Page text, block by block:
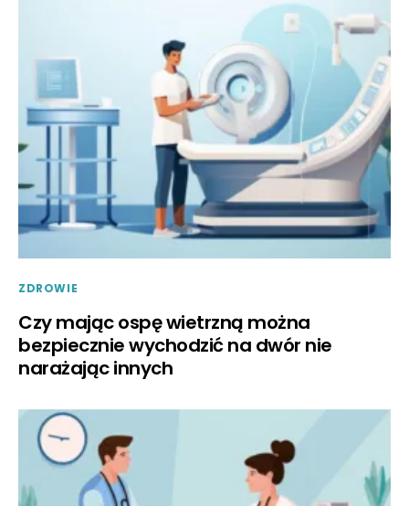
ZDROWIE
Czy mając ospę wietrzną można
bezpiecznie wychodzić na dwór nie
narażając innych